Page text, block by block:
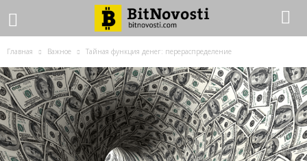
Главная Важное Тайная функция денег: перераспределение